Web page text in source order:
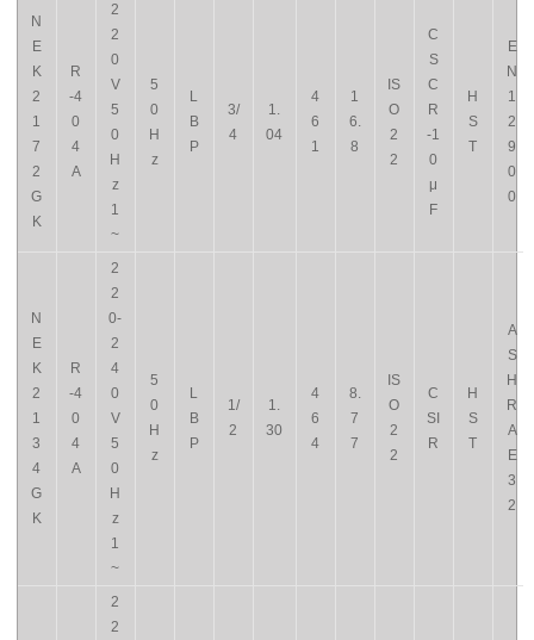
N
E
K
2
1
7
2
G
K
R
-4
0
4
A
2
2
0
V
5
0
H
z
1
~
5
0
H
z
L
B
P
3/
4
1.
04
4
6
1
1
6.
8
IS
O
2
2
C
S
C
R
-1
0
μ
F
H
S
T
E
N
1
2
9
0
0
N
E
K
2
1
3
4
G
K
R
-4
0
4
A
2
2
0-
2
4
0
V
5
0
H
z
1
~
5
0
H
z
L
B
P
1/
2
1.
30
4
6
4
8.
7
7
IS
O
2
2
C
SI
R
H
S
T
A
S
H
R
A
E
3
2
2
2